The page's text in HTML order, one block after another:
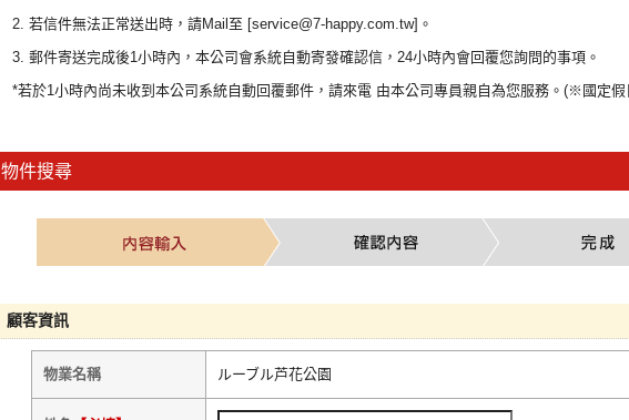
2. 若信件無法正常送出時，請Mail至 [service@7-happy.com.tw]。
3. 郵件寄送完成後1小時內，本公司會系統自動寄發確認信，24小時內會回覆您詢問的事項。
*若於1小時內尚未收到本公司系統自動回覆郵件，請來電 由本公司專員親自為您服務。(※國定假
物件搜尋
顧客資訊
物業名稱 ルーブル芦花公園